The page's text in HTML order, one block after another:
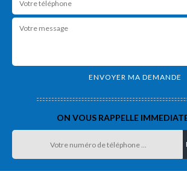
ON VOUS RAPPELLE